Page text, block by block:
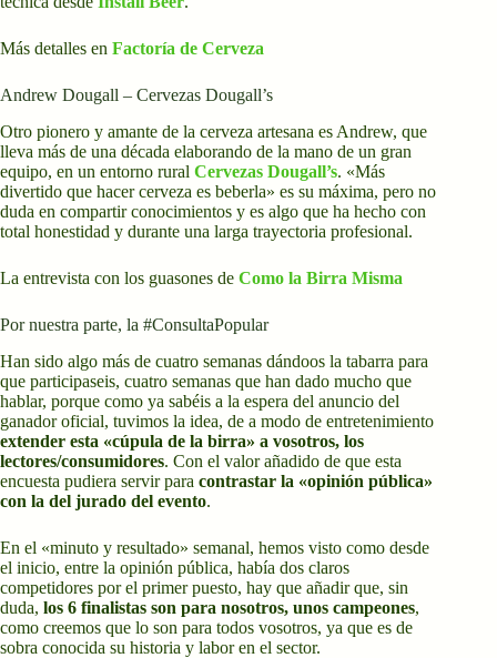
Más detalles en Factoría de Cerveza
Andrew Dougall – Cervezas Dougall’s
Otro pionero y amante de la cerveza artesana es Andrew, que
lleva más de una década elaborando de la mano de un gran
equipo, en un entorno rural Cervezas Dougall’s. «Más
divertido que hacer cerveza es beberla» es su máxima, pero no
duda en compartir conocimientos y es algo que ha hecho con
total honestidad y durante una larga trayectoria profesional.
La entrevista con los guasones de Como la Birra Misma
Por nuestra parte, la #ConsultaPopular
Han sido algo más de cuatro semanas dándoos la tabarra para
que participaseis, cuatro semanas que han dado mucho que
hablar, porque como ya sabéis a la espera del anuncio del
ganador oficial, tuvimos la idea, de a modo de entretenimiento
extender esta «cúpula de la birra» a vosotros, los
lectores/consumidores. Con el valor añadido de que esta
encuesta pudiera servir para contrastar la «opinión pública»
con la del jurado del evento.
En el «minuto y resultado» semanal, hemos visto como desde
el inicio, entre la opinión pública, había dos claros
competidores por el primer puesto, hay que añadir que, sin
duda, los 6 finalistas son para nosotros, unos campeones,
como creemos que lo son para todos vosotros, ya que es de
sobra conocida su historia y labor en el sector.